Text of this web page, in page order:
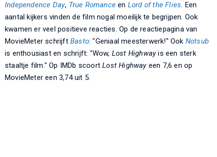
Independence Day, True Romance en Lord of the Flies. Een
aantal kijkers vinden de film nogal moeilijk te begrijpen. Ook
kwamen er veel positieve reacties. Op de reactiepagina van
MovieMeter schrijft Basto: "Geniaal meesterwerk!" Ook Notsub
is enthousiast en schrijft: "Wow, Lost Highwayis een sterk
staaltje film." Op IMDb scoortLost Highwayeen 7,6 en op
MovieMeter een 3,74 uit 5.